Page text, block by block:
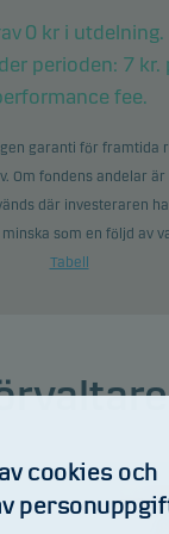
0 kr i utdelning.
perioden: 7 kr.
fee.
garanti för framtida
Om fondens andelar
där investeraren
som en följd av
Tabell
cookies och